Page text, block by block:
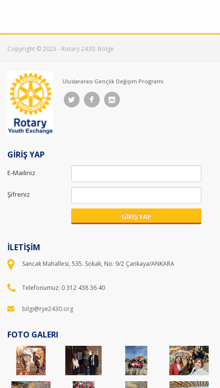
Copyright © 2023 - Rotary 2430. Bölge
Uluslararası Gençlik Değişim Programı
GİRİŞ YAP
E-Mailiniz
Şifreniz
GİRİŞ YAP
İLETİŞİM
Sancak Mahallesi, 535. Sokak, No: 9/2 Çankaya/ANKARA
Telefonumuz: 0 312 438 36 40
bilgi@rye2430.org
FOTO GALERI